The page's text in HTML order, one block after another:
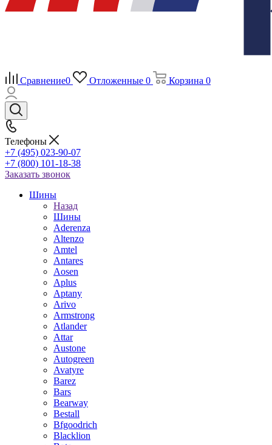
Сравнение0 Отложенные 0 Корзина 0
Телефоны
+7 (495) 023-90-07
+7 (800) 101-18-38
Заказать звонок
Шины
Назад
Шины
Aderenza
Altenzo
Amtel
Antares
Aosen
Aplus
Aptany
Arivo
Armstrong
Atlander
Attar
Austone
Autogreen
Avatyre
Barez
Bars
Bearway
Bestall
Bfgoodrich
Blacklion